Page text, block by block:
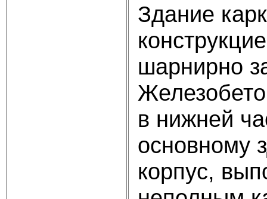
Здание
шарнирно
в нижней
основному
корпус,